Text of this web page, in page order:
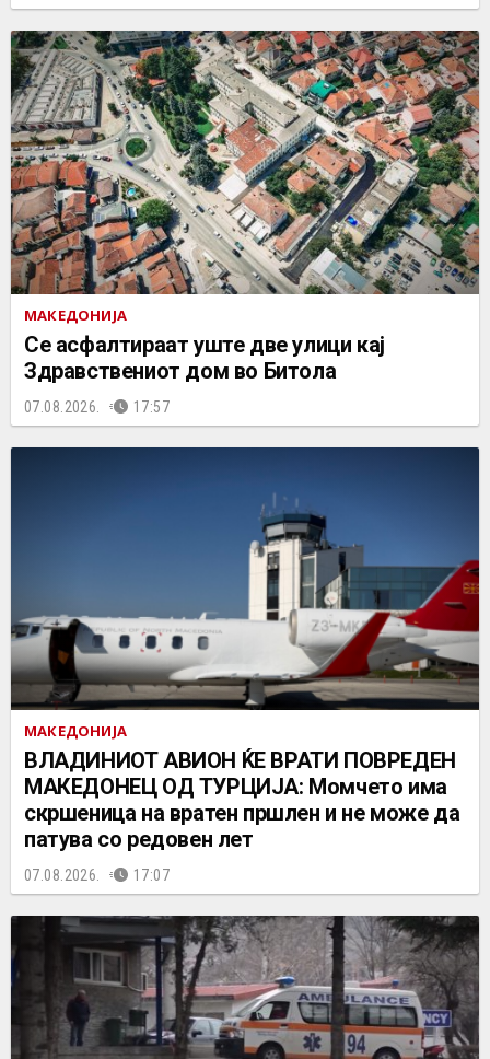
МАКЕДОНИЈА
Се асфалтираат уште две улици кај
Здравствениот дом во Битола
07.08.2026. 17:57
МАКЕДОНИЈА
ВЛАДИНИОТ АВИОН ЌЕ ВРАТИ ПОВРЕДЕН
МАКЕДОНЕЦ ОД ТУРЦИЈА: Момчето има
скршеница на вратен пршлен и не може да
патува со редовен лет
07.08.2026. 17:07